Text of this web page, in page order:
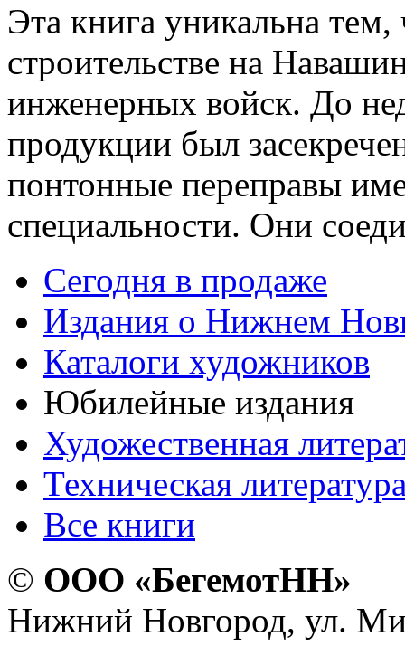
Эта книга уникальна тем,
строительстве на
инженерных войск. До
продукции был
понтонные переправы
специальности. Они
Сегодня в продаже
Издания о Нижнем
Каталоги художников
Юбилейные издания
Художественная
Техническая
Все книги
© ООО «БегемотНН»
Нижний Новгород, ул.